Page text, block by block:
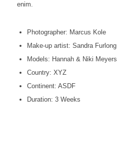
enim.
Photographer: Marcus Kole
Make-up artist: Sandra Furlong
Models: Hannah & Niki Meyers
Country: XYZ
Continent: ASDF
Duration: 3 Weeks